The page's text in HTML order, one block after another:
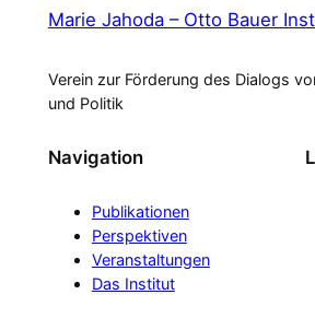
Marie Jahoda – Otto Bauer
Verein zur Förderung des Dialogs
und Politik
Navigation
Publikationen
Perspektiven
Veranstaltungen
Das Institut